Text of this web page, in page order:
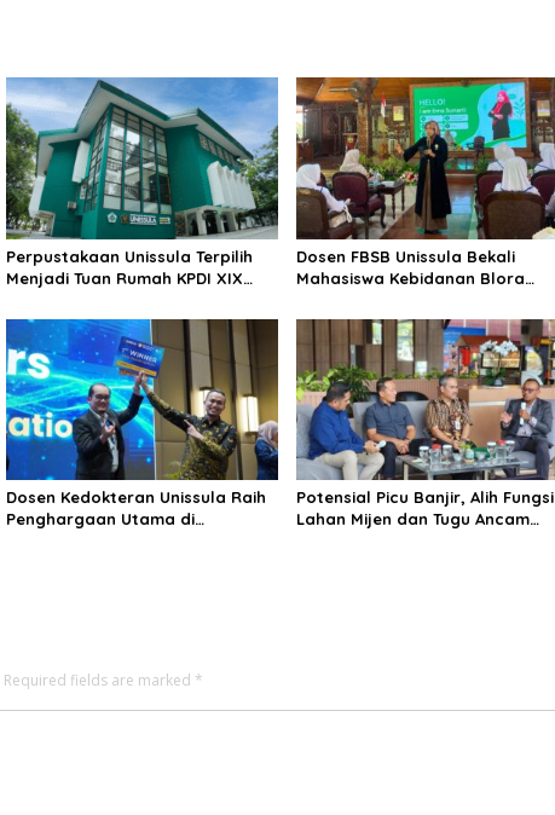
Perpustakaan Unissula Terpilih
Menjadi Tuan Rumah KPDI XIX
Dosen FBSB Unissula Bekali
Mahasiswa Kebidanan Blora
Speaking
Dosen Kedokteran Unissula Raih
Penghargaan Utama di
Potensial Picu Banjir, Alih Fungsi
Lahan Mijen dan Tugu Ancam
Required fields are marked *